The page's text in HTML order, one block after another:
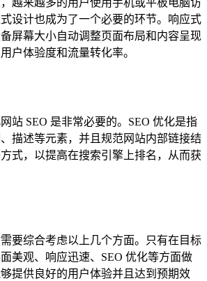
设计也成为了一个必要的环节。响应式
屏幕大小自动调整页面布局和内容呈现
户体验度和流量转化率。
站 SEO 是非常必要的。SEO 优化是指
描述等元素，并且规范网站内部链接结
式，以提高在搜索引擎上排名，从而获
要综合考虑以上几个方面。只有在目标
美观、响应迅速、SEO 优化等方面做
提供良好的用户体验并且达到预期效